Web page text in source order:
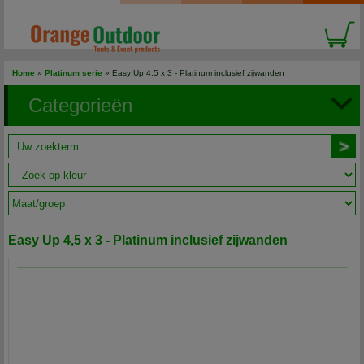
Home » Platinum serie » Easy Up 4,5 x 3 - Platinum inclusief zijwanden
Categorieën
Easy Up 4,5 x 3 - Platinum inclusief zijwanden